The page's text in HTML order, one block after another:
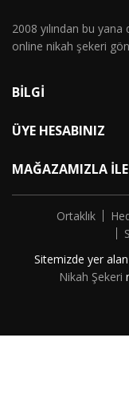
2008 yılından bu yana
online nikah şekeri
BILGI
ÜYE HESABINIZ
MAĞAZAMIZLA
Ortaklık
Sitemizde yer
Nikah Şekeri